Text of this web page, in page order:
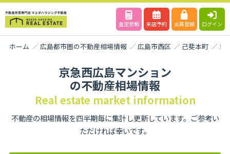
査定依頼 来店予約 会員登録 ログイン
ホーム 広島都市圏の不動産相場情報 広島市西区 己斐本町 京
京急西広島マンション
の不動産相場情報
Real estate market information
不動産の相場情報を四半期毎に集計し更新しています。ご参考い
ただければ幸いです。